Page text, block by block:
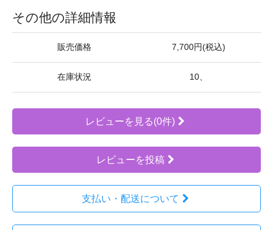
その他の詳細情報
販売価格 7,700円(税込)
在庫状況 10、
レビューを見る(0件)
レビューを投稿
支払い・配送について